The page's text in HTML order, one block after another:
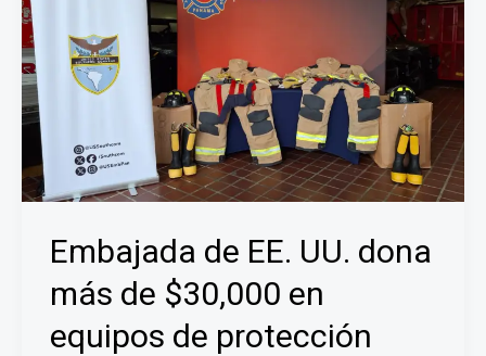
Embajada de EE. UU. dona
más de $30,000 en
equipos de protección